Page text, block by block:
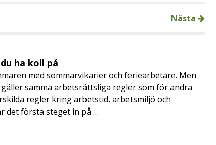
Nästa
ha koll på
med sommarvikarier och feriearbetare. Men
samma arbetsrättsliga regler som för andra
regler kring arbetstid, arbetsmiljö och
det första steget in på …